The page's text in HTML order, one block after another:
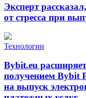
Эксперт
от стресса при
Технологии
Bybit.eu
получением Bybit
на выпуск